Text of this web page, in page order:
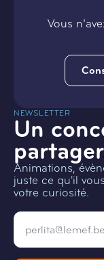
Vous
NEWSLETTER
Un
Animations,
juste ce qu'il
votre curiosité.
Email